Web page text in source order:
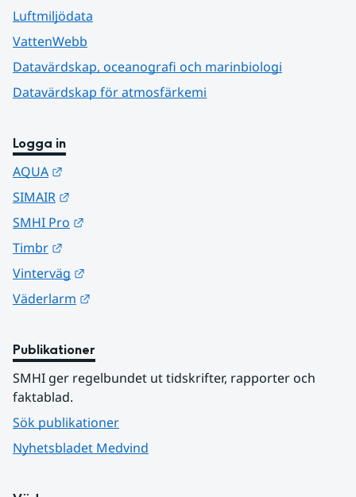
Luftmiljödata
VattenWebb
Datavärdskap, oceanografi och marinbiologi
Datavärdskap för atmosfärkemi
Logga in
AQUA
SIMAIR
SMHI Pro
Timbr
Vinterväg
Väderlarm
Publikationer
SMHI ger regelbundet ut tidskrifter, rapporter och
faktablad.
Sök publikationer
Nyhetsbladet Medvind